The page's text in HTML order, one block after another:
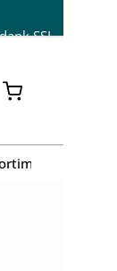
SSL
Warenkorb